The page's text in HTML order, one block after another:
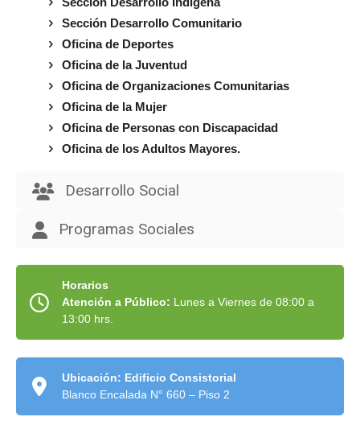
Sección Desarrollo Comunitario
Oficina de Deportes
Oficina de la Juventud
Oficina de Organizaciones Comunitarias
Oficina de la Mujer
Oficina de Personas con Discapacidad
Oficina de los Adultos Mayores.
Desarrollo Social
Programas Sociales
Horarios
Atención a Público: Lunes a Viernes de 08:00 a
13:00 hrs.
Ubicación: Edificio Consistorial
Blanco Encalada N° 660 – Piso 2